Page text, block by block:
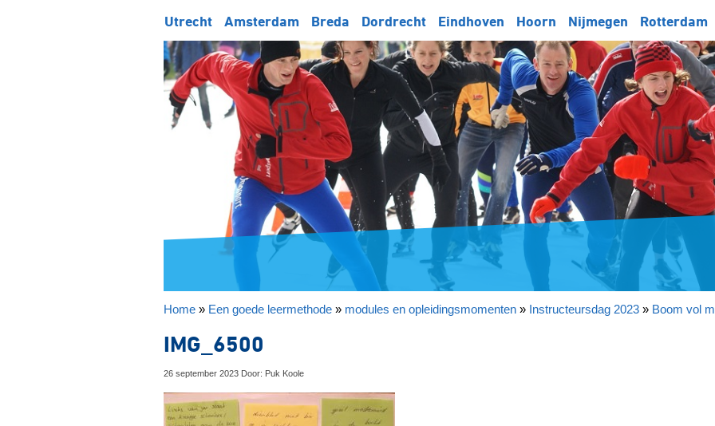
Utrecht Amsterdam Breda Dordrecht Eindhoven Hoorn Nijmegen Rotterdam
Home » Een goede leermethode » modules en opleidingsmomenten » Instructeursdag 2023 » Boom vol
IMG_6500
26 september 2023 Door: Puk Koole